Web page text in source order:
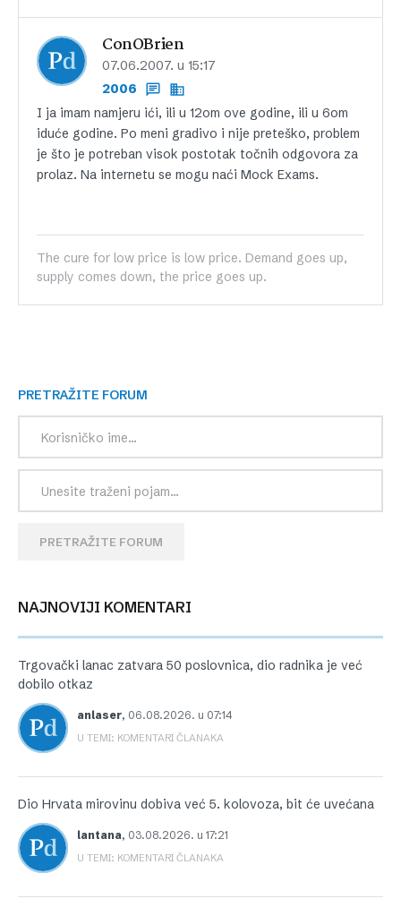
ConOBrien
07.06.2007. u 15:17
2006
I ja imam namjeru ići, ili u 12om ove godine, ili u 6om
iduće godine. Po meni gradivo i nije preteško, problem
je što je potreban visok postotak točnih odgovora za
prolaz. Na internetu se mogu naći Mock Exams.
The cure for low price is low price. Demand goes up,
supply comes down, the price goes up.
PRETRAŽITE FORUM
PRETRAŽITE FORUM
NAJNOVIJI KOMENTARI
Trgovački lanac zatvara 50 poslovnica, dio radnika je već
dobilo otkaz
anlaser, 06.08.2026. u 07:14
U TEMI: KOMENTARI ČLANAKA
Dio Hrvata mirovinu dobiva već 5. kolovoza, bit će uvećana
lantana, 03.08.2026. u 17:21
U TEMI: KOMENTARI ČLANAKA